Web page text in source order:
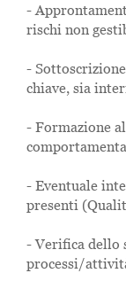
-
rischi non
-
chiave, sia
- Formazione
- Eventuale
presenti
- Verifica dello
processi/